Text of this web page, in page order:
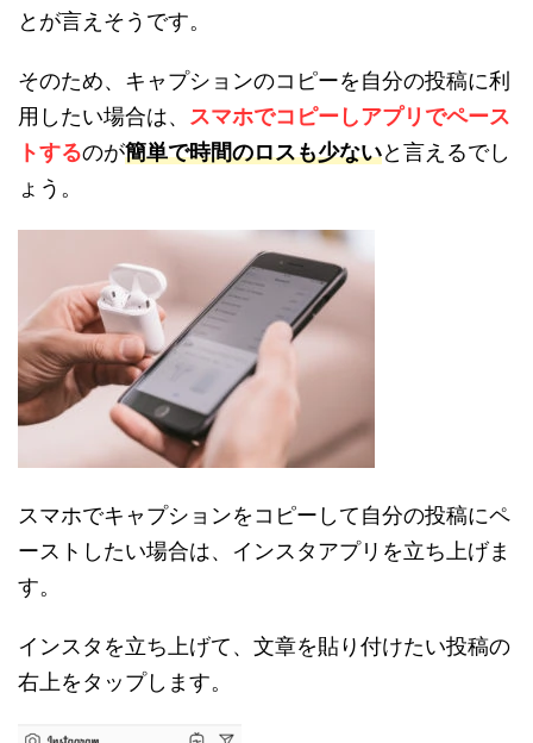
とが言えそうです。
そのため、キャプションのコピーを自分の投稿に利
用したい場合は、 スマホでコピーしアプリでペース
トするのが簡単で時間のロスも少ないと言えるでし
ょう。
スマホでキャプションをコピーして自分の投稿にペ
ーストしたい場合は、インスタアプリを立ち上げま
す。
インスタを立ち上げて、文章を貼り付けたい投稿の
右上をタップします。